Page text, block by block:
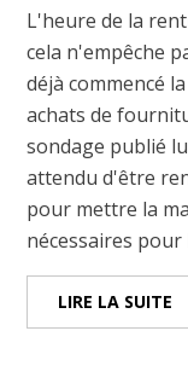
L'heure de la
cela n'empêche
déjà commencé
achats de
sondage publié
attendu d'être
pour mettre la
nécessaires pour
LIRE LA SUITE